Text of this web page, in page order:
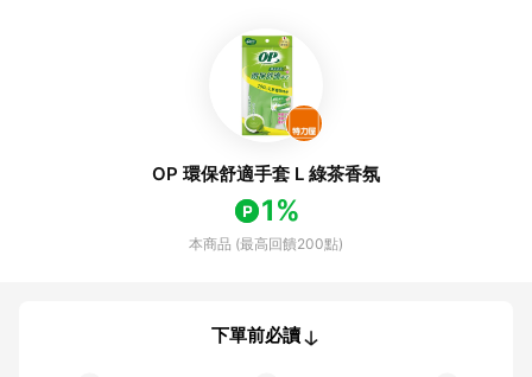
OP 環保舒適手套 L 綠茶香氛
1%
本商品 (最高回饋200點)
下單前必讀